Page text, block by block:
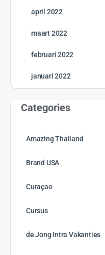
april 2022
maart 2022
februari 2022
januari 2022
Categories
Amazing Thailand
Brand USA
Curaçao
Cursus
de Jong Intra Vakanties